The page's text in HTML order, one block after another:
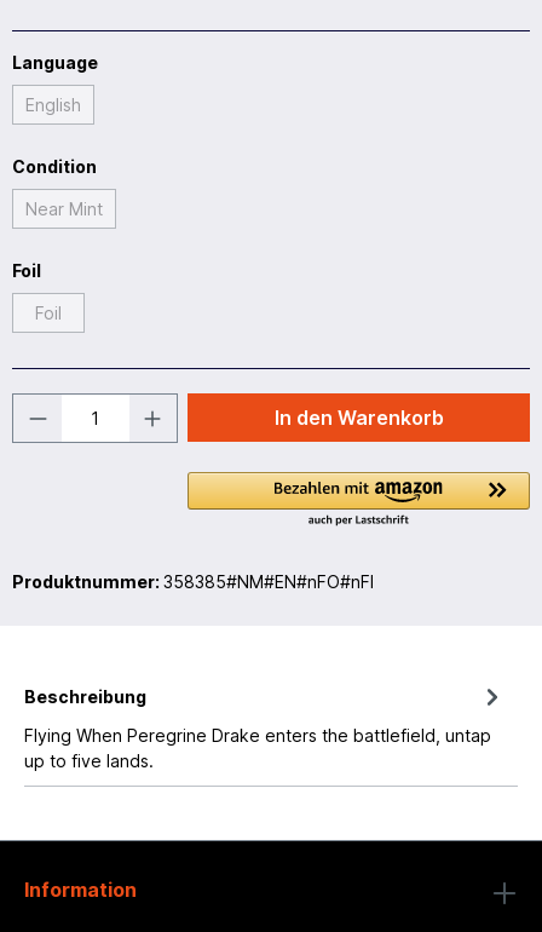
Language
English
Condition
Near Mint
Foil
Foil
In den Warenkorb
Produktnummer: 358385#NM#EN#nFO#nFI
Beschreibung
Flying When Peregrine Drake enters the battlefield, untap
up to five lands.
Information